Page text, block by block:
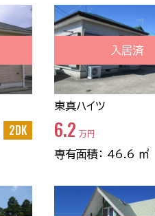
2DK
入居済
東真ハイツ
6.2 万円
専有面積： 46.6 ㎡